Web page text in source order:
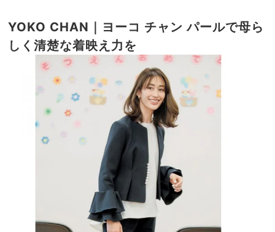
YOKO CHAN｜ヨーコ チャンパールで母ら
しく清楚な着映え力を